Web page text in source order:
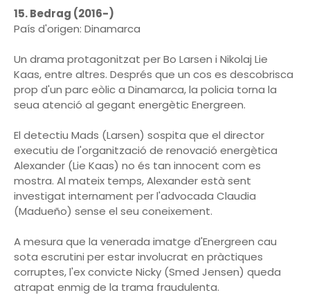
15. Bedrag (2016-)
País d'origen: Dinamarca
Un drama protagonitzat per Bo Larsen i Nikolaj Lie
Kaas, entre altres. Després que un cos es descobrisca
prop d'un parc eòlic a Dinamarca, la policia torna la
seua atenció al gegant energètic Energreen.
El detectiu Mads (Larsen) sospita que el director
executiu de l'organització de renovació energètica
Alexander (Lie Kaas) no és tan innocent com es
mostra. Al mateix temps, Alexander està sent
investigat internament per l'advocada Claudia
(Madueño) sense el seu coneixement.
A mesura que la venerada imatge d'Energreen cau
sota escrutini per estar involucrat en pràctiques
corruptes, l'ex convicte Nicky (Smed Jensen) queda
atrapat enmig de la trama fraudulenta.